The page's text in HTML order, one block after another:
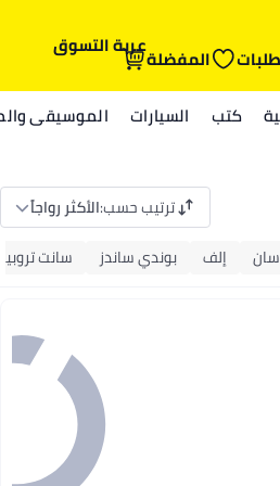
المفضلةعربة التسوق
كتب السيارات الموسيقى
ترتيب حسب:الأكثر رواجاً
إلف بوندي ساندز سانت تروبيز